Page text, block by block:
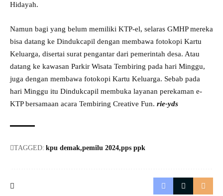
Hidayah.
Namun bagi yang belum memiliki KTP-el, selaras GMHP mereka
bisa datang ke Dindukcapil dengan membawa fotokopi Kartu
Keluarga, disertai surat pengantar dari pemerintah desa. Atau
datang ke kawasan Parkir Wisata Tembiring pada hari Minggu,
juga dengan membawa fotokopi Kartu Keluarga. Sebab pada
hari Minggu itu Dindukcapil membuka layanan perekaman e-
KTP bersamaan acara Tembiring Creative Fun. rie-yds
TAGGED: kpu demak pemilu 2024 pps ppk